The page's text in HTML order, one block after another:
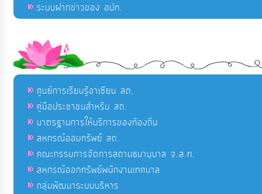
ระบบฝากข่าวของ อปท.
ศูนย์การเรียนรู้อาเซียน สถ.
คู่มือประชาชนสำหรับ สถ.
มาตรฐานการให้บริการของท้องถิ่น
สหกรณ์ออมทรัพย์ สถ.
คณะกรรมการจัดการสถานธนานุบาล จ.ส.ท.
สหกรณ์ออกทรัพย์พนักงานเทศบาล
กลุ่มพัฒนาระบบบริหาร